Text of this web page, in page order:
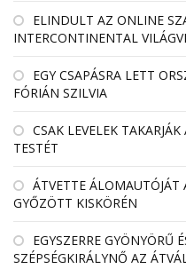
ELINDULT AZ ONLINE
INTERCONTINENTAL
EGY CSAPÁSRA LETT
FÓRIÁN SZILVIA
CSAK LEVELEK
TESTÉT
ÁTVETTE ÁLOMAUTÓJÁT
GYŐZÖTT KISKÖRÉN
EGYSZERRE GYÖNYÖRŰ
SZÉPSÉGKIRÁLYNŐ AZ